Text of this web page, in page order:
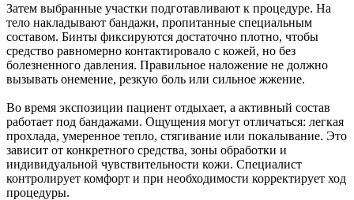
Затем выбранные участки подготавливают к процедуре. На
тело накладывают бандажи, пропитанные специальным
составом. Бинты фиксируются достаточно плотно, чтобы
средство равномерно контактировало с кожей, но без
болезненного давления. Правильное наложение не должно
вызывать онемение, резкую боль или сильное жжение.
Во время экспозиции пациент отдыхает, а активный состав
работает под бандажами. Ощущения могут отличаться: легкая
прохлада, умеренное тепло, стягивание или покалывание. Это
зависит от конкретного средства, зоны обработки и
индивидуальной чувствительности кожи. Специалист
контролирует комфорт и при необходимости корректирует ход
процедуры.